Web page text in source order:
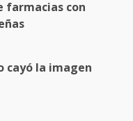
farmacias con
cayó la imagen